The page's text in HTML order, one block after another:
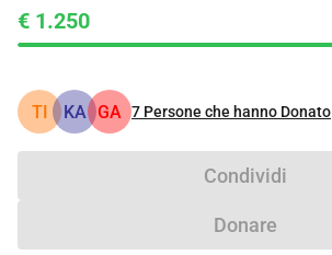
€ 1.250
TI KA GA 7 Persone che hanno Donato
Condividi
Donare